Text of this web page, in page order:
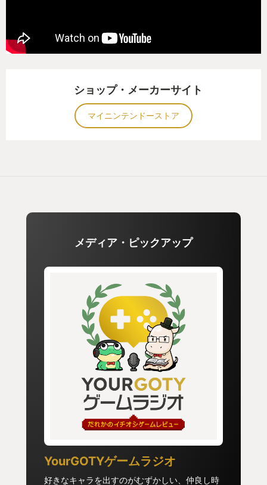
ショップ・メーカーサイト
マイニンテンドーストア
メディア・ピックアップ
YourGOTYゲームラジオ
好きなキャラを出すのがむずかしい、仲良し時